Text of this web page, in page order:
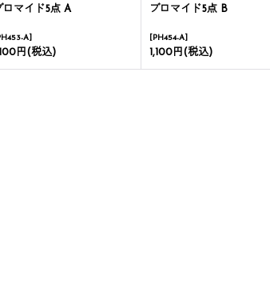
ロマイド5点 A
A]
円 (税込)
ブロマイド5点 B
[PH454-A]
1,100円 (税込)